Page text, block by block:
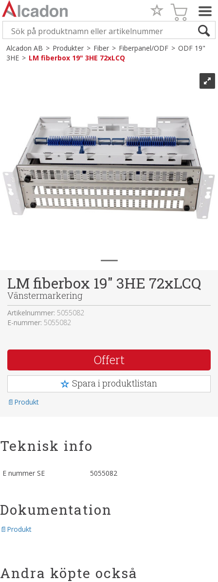
Alcadon AB>Produkter>Fiber>Fiberpanel/ODF>ODF 19"
3HE>LM fiberbox 19" 3HE 72xLCQ
LM fiberbox 19" 3HE 72xLCQ
Vänstermarkering
Artikelnummer: 5055082
E-nummer: 5055082
Offert
Spara i produktlistan
Produkt
Teknisk info
E nummer SE 5055082
Dokumentation
Produkt
Andra köpte också